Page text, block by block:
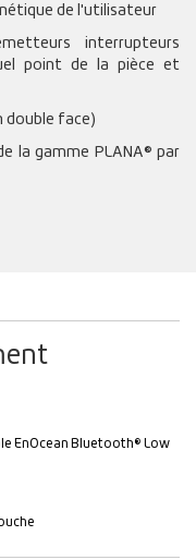
de l'utilisateur
interrupteurs
point de la pièce et
double face)
la gamme PLANA® par
EnOcean Bluetooth® Low